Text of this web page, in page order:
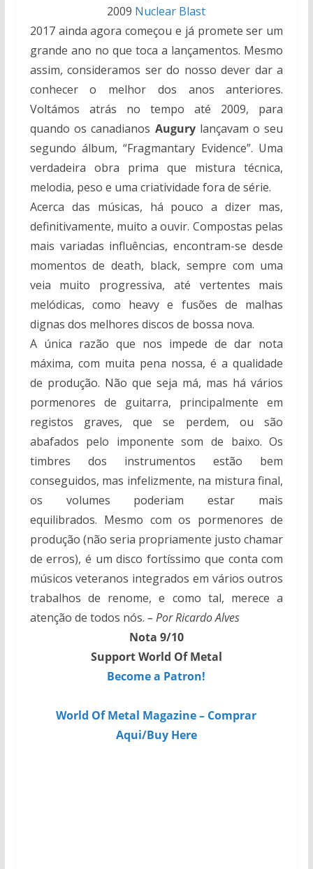
2009 Nuclear Blast
2017 ainda agora começou e já promete ser um
grande ano no que toca a lançamentos. Mesmo
assim, consideramos ser do nosso dever dar a
conhecer o melhor dos anos anteriores.
Voltámos atrás no tempo até 2009, para
quando os canadianos Augury lançavam o seu
segundo álbum, “Fragmantary Evidence”. Uma
verdadeira obra prima que mistura técnica,
melodia, peso e uma criatividade fora de série.
Acerca das músicas, há pouco a dizer mas,
definitivamente, muito a ouvir. Compostas pelas
mais variadas influências, encontram-se desde
momentos de death, black, sempre com uma
veia muito progressiva, até vertentes mais
melódicas, como heavy e fusões de malhas
dignas dos melhores discos de bossa nova.
A única razão que nos impede de dar nota
máxima, com muita pena nossa, é a qualidade
de produção. Não que seja má, mas há vários
pormenores de guitarra, principalmente em
registos graves, que se perdem, ou são
abafados pelo imponente som de baixo. Os
timbres dos instrumentos estão bem
conseguidos, mas infelizmente, na mistura final,
os volumes poderiam estar mais
equilibrados. Mesmo com os pormenores de
produção (não seria propriamente justo chamar
de erros), é um disco fortíssimo que conta com
músicos veteranos integrados em vários outros
trabalhos de renome, e como tal, merece a
atenção de todos nós. – Por Ricardo Alves
Nota 9/10
Support World Of Metal
Become a Patron!
World Of Metal Magazine – Comprar
Aqui/Buy Here